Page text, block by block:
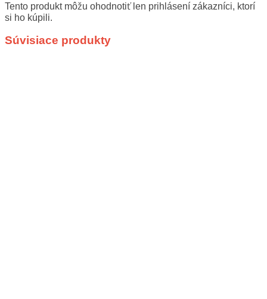
Tento produkt môžu ohodnotiť len prihlásení zákazníci, ktorí
si ho kúpili.
Súvisiace produkty